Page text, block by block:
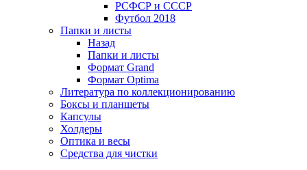
РСФСР и СССР
Футбол 2018
Папки и листы
Назад
Папки и листы
Формат Grand
Формат Optima
Литература по коллекционированию
Боксы и планшеты
Капсулы
Холдеры
Оптика и весы
Средства для чистки